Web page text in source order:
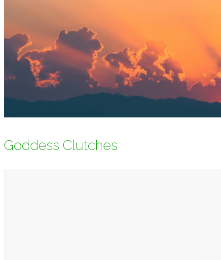
Goddess Clutches